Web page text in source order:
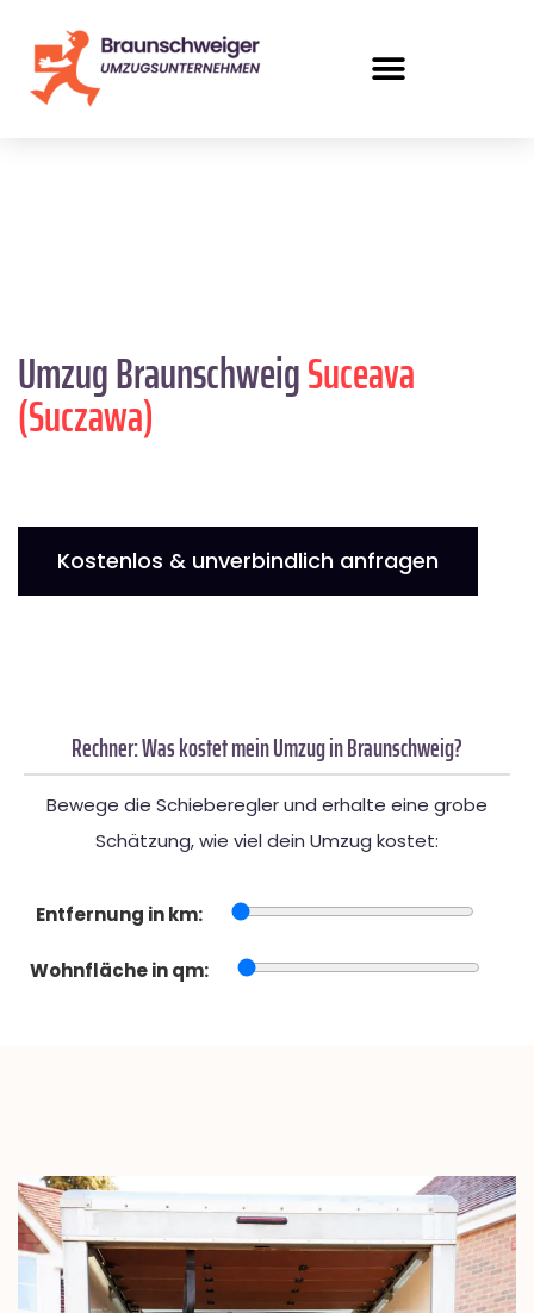
Umzug BraunschweigSuceava
(Suczawa)
Kostenlos & unverbindlich anfragen
Rechner: Was kostet mein Umzug in Braunschweig?
Bewege die Schieberegler und erhalte eine grobe
Schätzung, wie viel dein Umzug kostet:
Entfernung in km:
Wohnfläche in qm: